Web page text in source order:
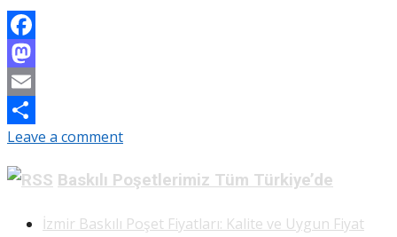
Facebook
Mastodon
Email
Share
Leave a comment
Baskılı Poşetlerimiz Tüm Türkiye’de
İzmir Baskılı Poşet Fiyatları: Kalite ve Uygun Fiyat